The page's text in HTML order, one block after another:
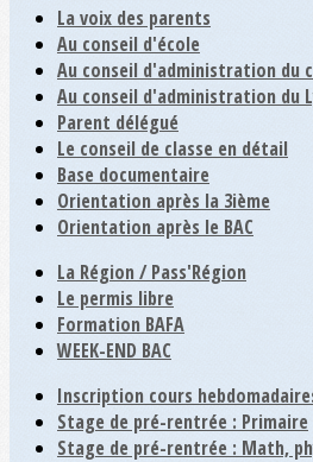
La voix des parents
Au conseil d'école
Au conseil d'administration du
Au conseil d'administration du
Parent délégué
Le conseil de classe en détail
Base documentaire
Orientation après la 3ième
Orientation après le BAC
La Région / Pass'Région
Le permis libre
Formation BAFA
WEEK-END BAC
Inscription cours
Stage de pré-rentrée : Primaire
Stage de pré-rentrée : Math,